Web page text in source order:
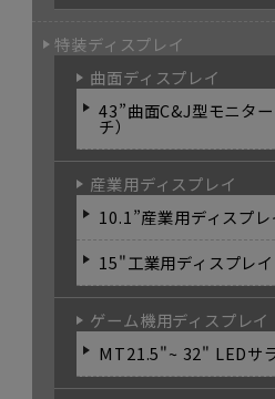
特装ディスプレイ
曲面ディスプレイ
43”曲面C&J型モニタ
チ）
産業用ディスプレイ
10.1”産業用ディスプレ
15"工業用ディスプレイ
ゲーム機用ディスプレイ
MT21.5"~ 32" LEDサ